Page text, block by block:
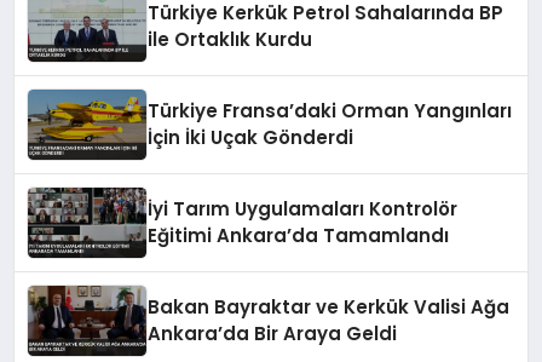
Türkiye Kerkük Petrol Sahalarında BP
ile Ortaklık Kurdu
Türkiye Fransa’daki Orman Yangınları
İçin İki Uçak Gönderdi
İyi Tarım Uygulamaları Kontrolör
Eğitimi Ankara’da Tamamlandı
Bakan Bayraktar ve Kerkük Valisi Ağa
Ankara’da Bir Araya Geldi